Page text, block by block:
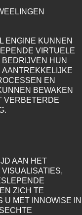
ENGINE KUNNEN
VIRTUELE
HUN
EN
BEWAKEN
VERBETERDE
AAN HET
ZICH TE
U MET INNOWISE IN